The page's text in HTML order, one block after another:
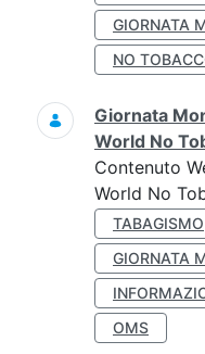
GIORNATA
NO
Giornata
World No
Contenuto
World No
TABAGISMO
GIORNATA
OMS